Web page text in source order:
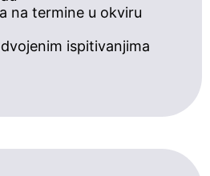
na termine u okviru
ispitivanjima